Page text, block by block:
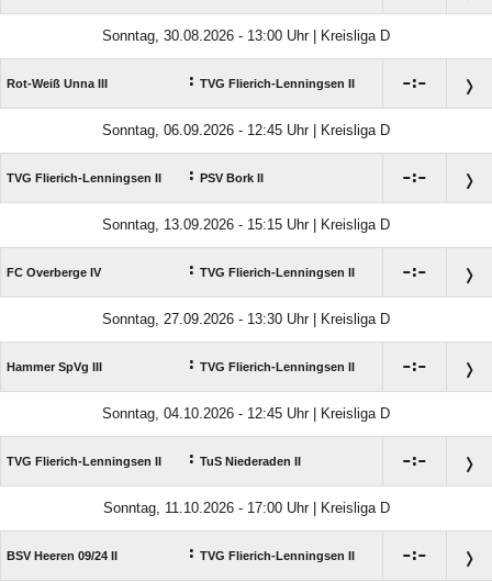
Sonntag, 30.08.2026 - 13:00 Uhr | Kreisliga D
Rot-Weiß Unna III : TVG Flierich-Lenningsen II :
Sonntag, 06.09.2026 - 12:45 Uhr | Kreisliga D
TVG Flierich-Lenningsen II : PSV Bork II :
Sonntag, 13.09.2026 - 15:15 Uhr | Kreisliga D
FC Overberge IV : TVG Flierich-Lenningsen II :
Sonntag, 27.09.2026 - 13:30 Uhr | Kreisliga D
Hammer SpVg III : TVG Flierich-Lenningsen II :
Sonntag, 04.10.2026 - 12:45 Uhr | Kreisliga D
TVG Flierich-Lenningsen II : TuS Niederaden II :
Sonntag, 11.10.2026 - 17:00 Uhr | Kreisliga D
BSV Heeren 09/​24 II : TVG Flierich-Lenningsen II :